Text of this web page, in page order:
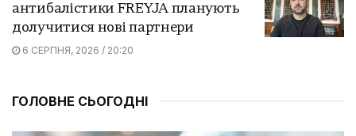
антибалістики FREYJA планують
долучитися нові партнери
6 СЕРПНЯ, 2026 / 20:20
ГОЛОВНЕ СЬОГОДНІ